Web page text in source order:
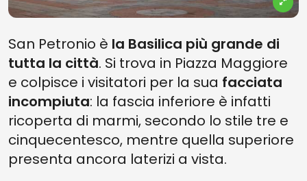
San Petronio è la Basilica più grande di
tutta la città. Si trova in Piazza Maggiore
e colpisce i visitatori per la sua facciata
incompiuta: la fascia inferiore è infatti
ricoperta di marmi, secondo lo stile tre e
cinquecentesco, mentre quella superiore
presenta ancora laterizi a vista.